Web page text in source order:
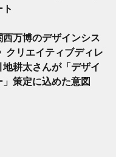
西万博のデザインシス
クリエイティブディレ
地耕太さんが「デザイ
」策定に込めた意図